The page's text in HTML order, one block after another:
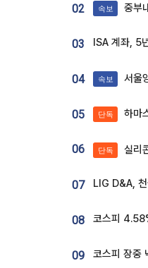
02 속보 중부
03 ISA 계좌, 5
04 속보 서울
05 단독 하마스
06 단독 실리콘투,
07
08
09